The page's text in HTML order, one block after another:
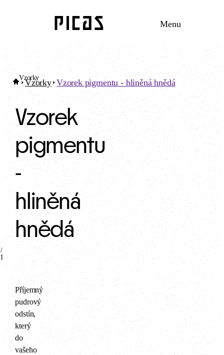
Menu
Vzorky Vzorek pigmentu - hliněná hnědá
Vzorky
Vzorek
pigmentu
-
hliněná
hnědá
Příjemný
pudrový
odstín,
který
do
vašeho
/
1